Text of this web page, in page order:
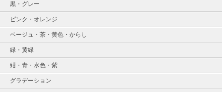
黒・グレー
ピンク・オレンジ
ベージュ・茶・黄色・からし
緑・黄緑
紺・青・水色・紫
グラデーション